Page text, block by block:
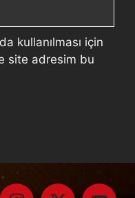
kullanılması için
site adresim bu